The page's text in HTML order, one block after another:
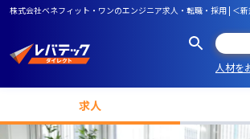
株式会社ベネフィット・ワンのエンジニア求人・転職・採用 | ＜
人材を
求人